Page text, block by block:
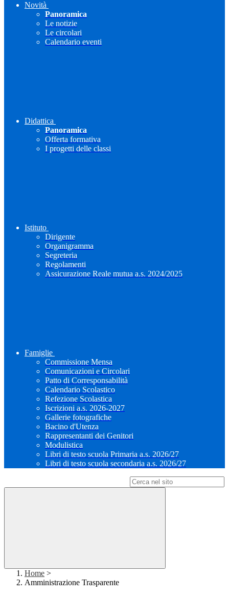
Novità
Panoramica
Le notizie
Le circolari
Calendario eventi
Didattica
Panoramica
Offerta formativa
I progetti delle classi
Istituto
Dirigente
Organigramma
Segreteria
Regolamenti
Assicurazione Reale mutua a.s. 2024/2025
Famiglie
Commissione Mensa
Comunicazioni e Circolari
Patto di Corresponsabilità
Calendario Scolastico
Refezione Scolastica
Iscrizioni a.s. 2026-2027
Gallerie fotografiche
Bacino d'Utenza
Rappresentanti dei Genitori
Modulistica
Libri di testo scuola Primaria a.s. 2026/27
Libri di testo scuola secondaria a.s. 2026/27
Home >
Amministrazione Trasparente